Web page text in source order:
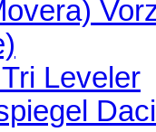
Leveler